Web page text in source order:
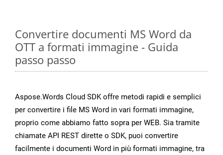
Convertire documenti MS Word da
OTT a formati immagine - Guida
passo passo
Aspose.Words Cloud SDK offre metodi rapidi e semplici
per convertire i file MS Word in vari formati immagine,
proprio come abbiamo fatto sopra per WEB. Sia tramite
chiamate API REST dirette o SDK, puoi convertire
facilmente i documenti Word in più formati immagine, tra